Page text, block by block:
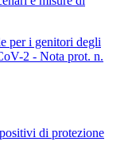
per i genitori degli
2 - Nota prot. n.
di protezione